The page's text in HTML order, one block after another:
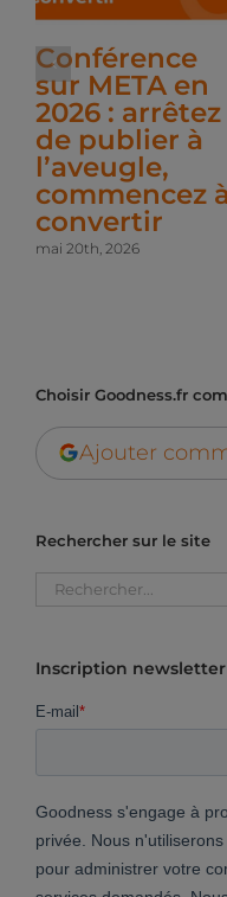
Conférence
sur META en
2026 : arrêtez
de publier à
l’aveugle,
commencez à
convertir
mai 20th, 2026
Choisir Goodness.fr
Ajouter
Rechercher sur le site
Rechercher:
Inscription newsletter